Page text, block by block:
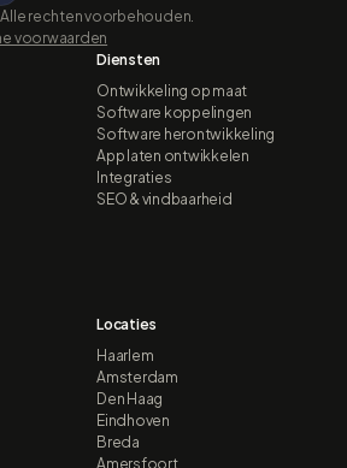
Alle rechten voorbehouden.
voorwaarden
Diensten
Ontwikkeling op maat
Software koppelingen
Software herontwikkeling
App laten ontwikkelen
Integraties
SEO & vindbaarheid
Locaties
Haarlem
Amsterdam
Den Haag
Eindhoven
Breda
Amersfoort